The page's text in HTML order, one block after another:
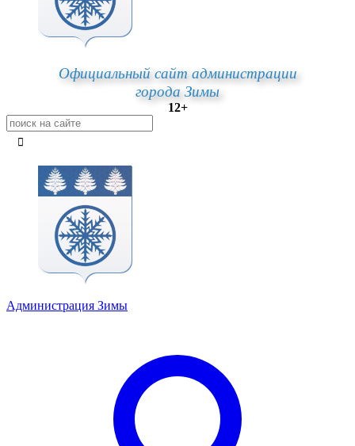
Официальный сайт администрации
города Зимы
12+
Администрация Зимы